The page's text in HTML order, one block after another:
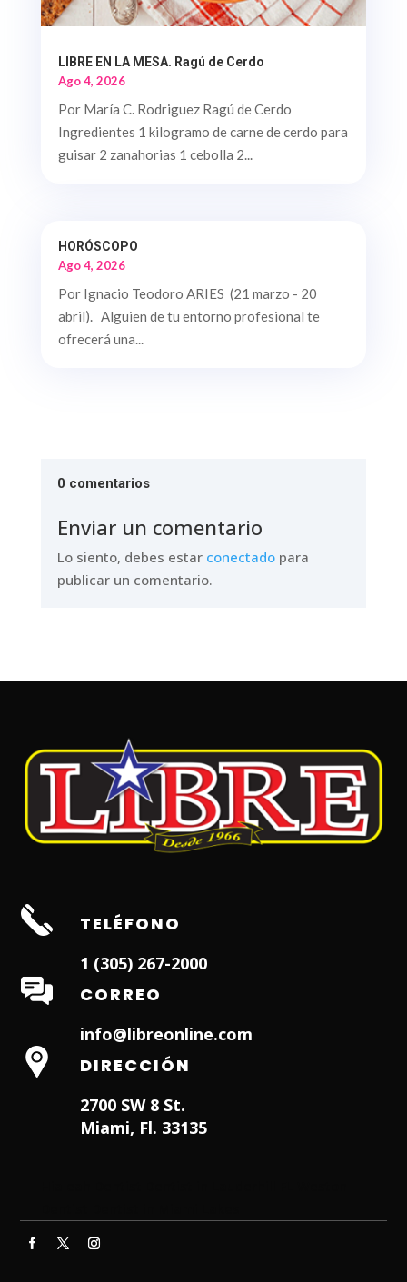
LIBRE EN LA MESA. Ragú de Cerdo
Ago 4, 2026
Por María C. Rodriguez Ragú de Cerdo
Ingredientes 1 kilogramo de carne de cerdo para
guisar 2 zanahorias 1 cebolla 2...
HORÓSCOPO
Ago 4, 2026
Por Ignacio Teodoro ARIES (21 marzo - 20
abril). Alguien de tu entorno profesional te
ofrecerá una...
0 comentarios
Enviar un comentario
Lo siento, debes estar conectadopara
publicar un comentario.
TELÉFONO
1 (305) 267-2000
CORREO
info@libreonline.com
DIRECCIÓN
2700 SW 8 St.
Miami, Fl. 33135